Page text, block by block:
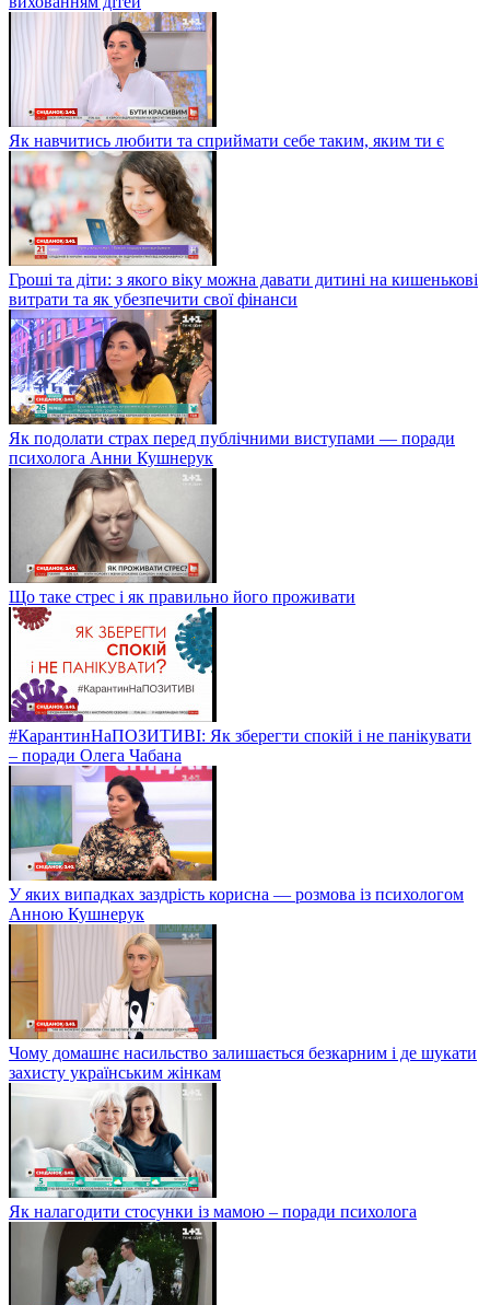
Як навчитись любити та сприймати себе таким, яким ти є
Гроші та діти: з якого віку можна давати дитині на кишенькові
витрати та як убезпечити свої фінанси
Як подолати страх перед публічними виступами — поради
психолога Анни Кушнерук
Що таке стрес і як правильно його проживати
#КарантинНаПОЗИТИВІ: Як зберегти спокій і не панікувати
– поради Олега Чабана
У яких випадках заздрість корисна — розмова із психологом
Анною Кушнерук
Чому домашнє насильство залишається безкарним і де шукати
захисту українським жінкам
Як налагодити стосунки із мамою – поради психолога